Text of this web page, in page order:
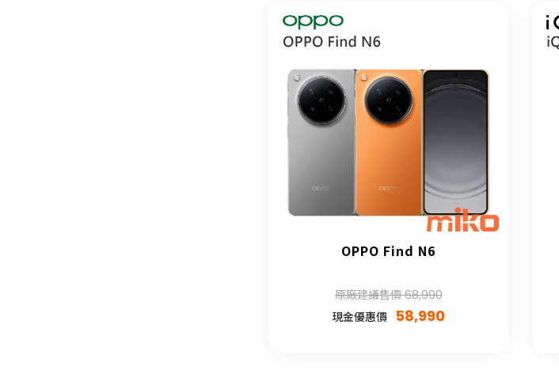
OPPO Find N6
原廠建議售價 68,990
現金優惠價
58,990